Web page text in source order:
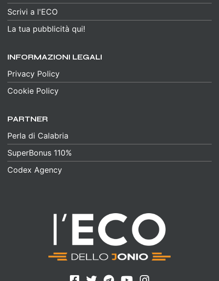
Scrivi a l'ECO
La tua pubblicità qui!
INFORMAZIONI LEGALI
Privacy Policy
Cookie Policy
PARTNER
Perla di Calabria
SuperBonus 110%
Codex Agency